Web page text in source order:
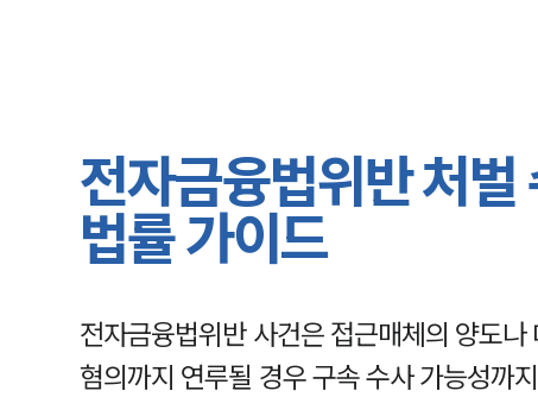
전자금융법위반 처벌
법률 가이드
전자금융법위반 사건은 접근매체의 양도
혐의까지 연루될 경우 구속 수사 가능성까